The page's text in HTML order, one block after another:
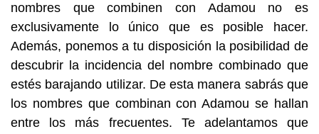
nombres que combinen con Adamou no es
exclusivamente lo único que es posible hacer.
Además, ponemos a tu disposición la posibilidad de
descubrir la incidencia del nombre combinado que
estés barajando utilizar. De esta manera sabrás que
los nombres que combinan con Adamou se hallan
entre los más frecuentes. Te adelantamos que